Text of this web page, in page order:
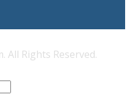
All Rights Reserved.